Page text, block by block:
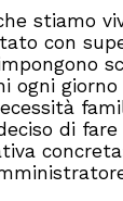
stiamo
con
ogni giorno
di